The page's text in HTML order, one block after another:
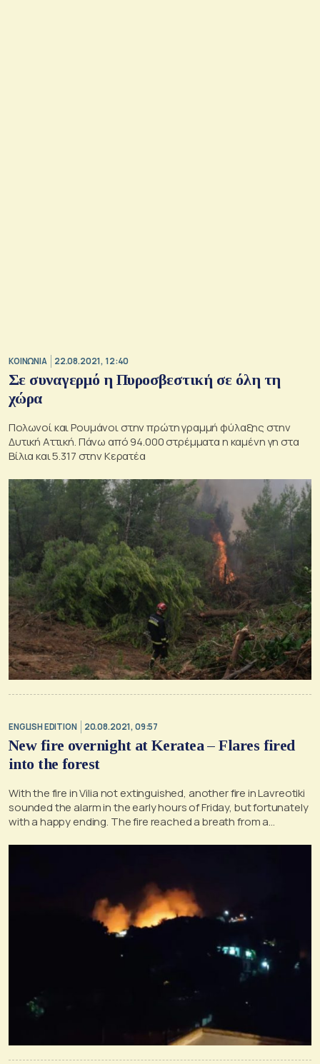
ΚΟΙΝΩΝΙΑ 22.08.2021, 12:40
Σε συναγερμό η Πυροσβεστική σε όλη τη
χώρα
Πολωνοί και Ρουμάνοι στην πρώτη γραμμή φύλαξης στην
Δυτική Αττική. Πάνω από 94.000 στρέμματα η καμένη γη στα
Βίλια και 5.317 στην Κερατέα
ENGLISH EDITION 20.08.2021, 09:57
New fire overnight at Keratea – Flares fired
into the forest
With the fire in Vilia not extinguished, another fire in Lavreotiki
sounded the alarm in the early hours of Friday, but fortunately
with a happy ending. The fire reached a breath from a